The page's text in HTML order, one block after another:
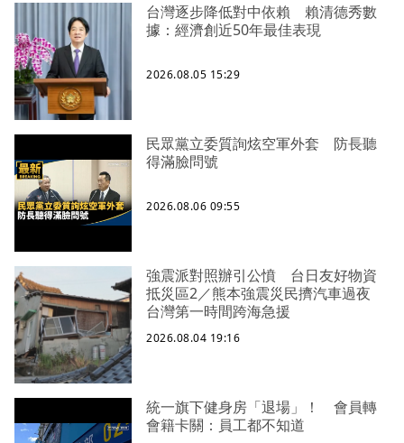
台灣逐步降低對中依賴 賴清德秀數
據：經濟創近50年最佳表現
2026.08.05 15:29
民眾黨立委質詢炫空軍外套 防長聽
得滿臉問號
2026.08.06 09:55
強震派對照辦引公憤 台日友好物資
抵災區2／熊本強震災民擠汽車過夜
台灣第一時間跨海急援
2026.08.04 19:16
統一旗下健身房「退場」！ 會員轉
會籍卡關：員工都不知道